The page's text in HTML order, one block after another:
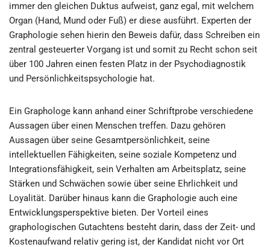
immer den gleichen Duktus aufweist, ganz egal, mit welchem
Organ (Hand, Mund oder Fuß) er diese ausführt. Experten der
Graphologie sehen hierin den Beweis dafür, dass Schreiben ein
zentral gesteuerter Vorgang ist und somit zu Recht schon seit
über 100 Jahren einen festen Platz in der Psychodiagnostik
und Persönlichkeitspsychologie hat.
Ein Graphologe kann anhand einer Schriftprobe verschiedene
Aussagen über einen Menschen treffen. Dazu gehören
Aussagen über seine Gesamtpersönlichkeit, seine
intellektuellen Fähigkeiten, seine soziale Kompetenz und
Integrationsfähigkeit, sein Verhalten am Arbeitsplatz, seine
Stärken und Schwächen sowie über seine Ehrlichkeit und
Loyalität. Darüber hinaus kann die Graphologie auch eine
Entwicklungsperspektive bieten. Der Vorteil eines
graphologischen Gutachtens besteht darin, dass der Zeit- und
Kostenaufwand relativ gering ist, der Kandidat nicht vor Ort